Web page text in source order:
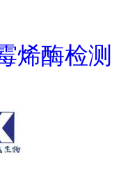
烯酶检测